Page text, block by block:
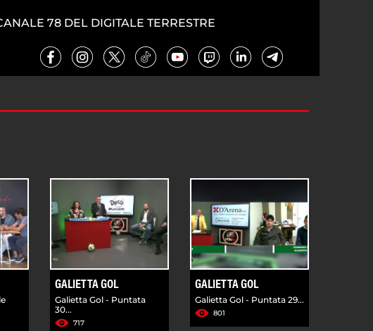
78 DEL DIGITALE TERRESTRE
GALIETTA GOL
Galietta Gol - Puntata
30...
717
GALIETTA GOL
Galietta Gol - Puntata 29...
801